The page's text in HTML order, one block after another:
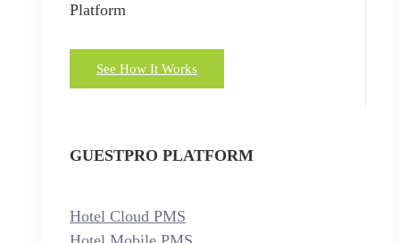
Platform
See How It Works
GUESTPRO PLATFORM
Hotel Cloud PMS